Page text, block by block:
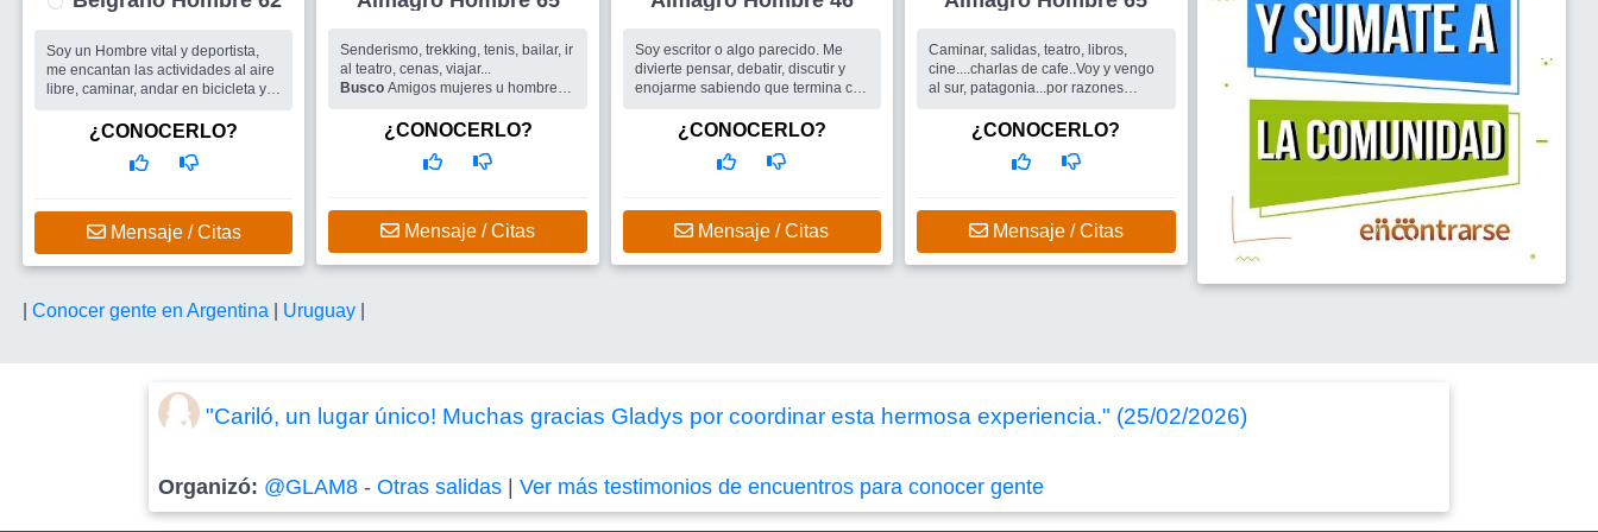
Soy un Hombre vital y deportista,
me encantan las actividades al aire
libre, caminar, andar en bicicleta y
música (casi toda), bailar, ir al cine y
al teatro. Cr...
Me encantaria encontrar una
escuchar música, salir a caminar y a
comer algo rico ....
¿CONOCERLO?
Mensaje / Citas
Senderismo, trekking, tenis, bailar, ir
al teatro, cenas, viajar...
BuscoAmigos mujeres u hombres
¿CONOCERLO?
Mensaje / Citas
Soy escritor o algo parecido. Me
divierte pensar, debatir, discutir y
enojarme sabiendo que termina con
me gusta mucho ir a costanera o la
reserva ecologica a tomar...
Mujer inteligente,
artistico. Que le guste andar en
moto, es lo que tengo.
¿CONOCERLO?
Mensaje / Citas
Caminar, salidas, teatro, libros,
cine....charlas de cafe..Voy y vengo
al sur, patagonia...por razones
BuscoSalidas en grupo y si se da
una compañera..
¿CONOCERLO?
Mensaje / Citas
Conocer gente en Argentina Uruguay
"Cariló, un lugar único! Muchas gracias Gladys por coordinar esta hermosa experiencia." (25/02/2026)
Organizó: @GLAM8 -Otras salidas |Ver más testimonios de encuentros para conocer gente